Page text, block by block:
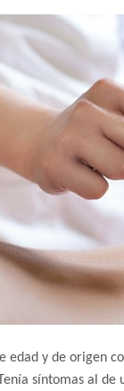
edad y de origen
síntomas al de